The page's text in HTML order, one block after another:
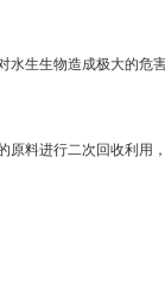
生生物造成极大的危害
进行二次回收利用，